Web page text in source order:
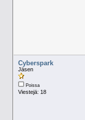
Cyberspark
Jäsen
Poissa
Viestejä: 18